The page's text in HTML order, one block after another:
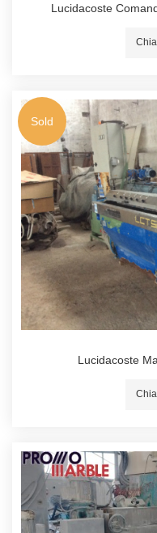
Lucidacoste
Sold
Lucidacoste